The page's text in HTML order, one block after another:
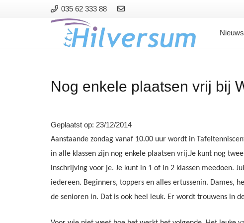
035 62 333 88
Nieuws
Nog enkele plaatsen vrij bij
Geplaatst op: 23/12/2014
Aanstaande zondag vanaf 10.00 uur wordt in
in alle klassen zijn nog enkele plaatsen vrij.Je kunt nog
inschrijving voor je. Je kunt in 1 of in 2 klassen meedoen.
iedereen. Beginners, toppers en alles ertussenin. Dames,
de senioren in. Dat is ook heel leuk. Er wordt trouwens in